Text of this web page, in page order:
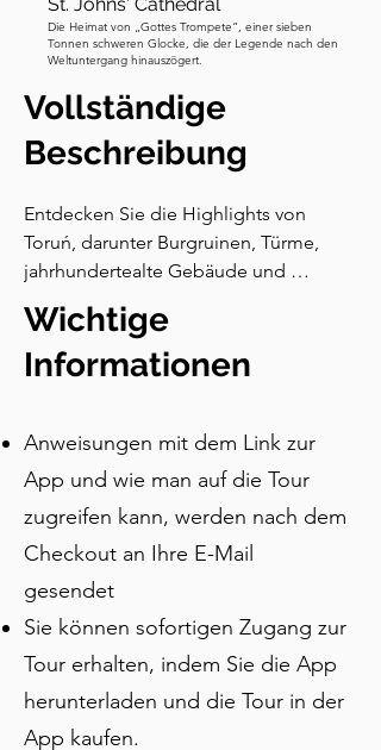
Die Heimat von „Gottes Trompete“, einer sieben
Tonnen schweren Glocke, die der Legende nach den
Weltuntergang hinauszögert.
Vollständige
Beschreibung
Entdecken Sie die Highlights von
Toruń, darunter Burgruinen, Türme,
jahrhundertealte Gebäude und
mittelalterliche Altstadt von Toruń
spazieren. Sie werden die Geschichten
hinter den skurrilen Statuen hören und
Copernicus und dem Lebkuchen
gewidmet sind! Diese Tour ist die
perfekte Orientierung für diejenigen,
die die Stadt für kurze Zeit besuchen
und die Hauptattraktionen besichtigen
und die Geschichte erleben möchten.
Wichtige
Informationen
Anweisungen mit dem Link zur
App und wie man auf die Tour
zugreifen kann, werden nach dem
Checkout an Ihre E-Mail
gesendet
Sie können sofortigen Zugang zur
Tour erhalten, indem Sie die App
herunterladen und die Tour in der
App kaufen.